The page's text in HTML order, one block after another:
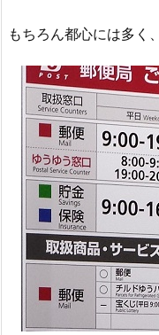
もちろん都心には多く